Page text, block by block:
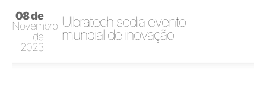
08 de
Novembro
de
2023
Ulbratech sedia evento
mundial de inovação